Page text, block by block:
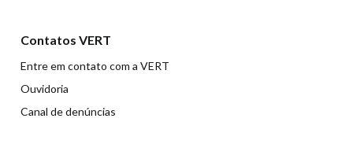
Contatos VERT
Entre em contato com a VERT
Ouvidoria
Canal de denúncias